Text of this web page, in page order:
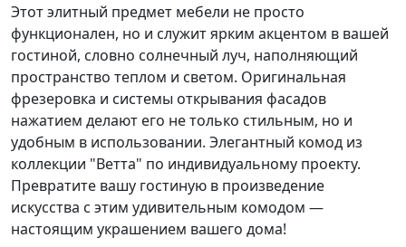
Этот элитный предмет мебели не просто
функционален, но и служит ярким акцентом в вашей
гостиной, словно солнечный луч, наполняющий
пространство теплом и светом. Оригинальная
фрезеровка и системы открывания фасадов
нажатием делают его не только стильным, но и
удобным в использовании. Элегантный комод из
коллекции "Ветта" по индивидуальному проекту.
Превратите вашу гостиную в произведение
искусства с этим удивительным комодом —
настоящим украшением вашего дома!